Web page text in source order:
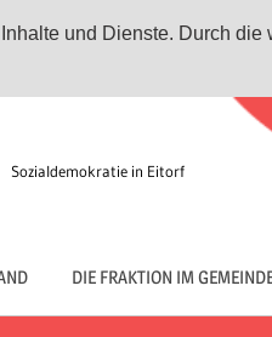
und Dienste. Durch
Sozialdemokratie in Eitorf
DIE FRAKTION IM